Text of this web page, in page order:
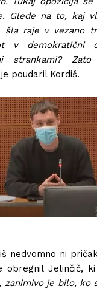
Glede na to, kaj
šla raje v vezano
v demokratični
strankami?
poudaril Kordiš.
nedvomno ni
obregnil Jelinčič,
zanimivo je bilo,